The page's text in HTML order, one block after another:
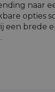
naar
opties
een brede